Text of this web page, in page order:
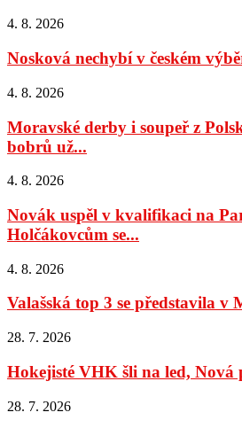
4. 8. 2026
Nosková nechybí v českém
4. 8. 2026
Moravské derby i soupeř z
bobrů už...
4. 8. 2026
Novák uspěl v kvalifikaci na
Holčákovcům se...
4. 8. 2026
Valašská top 3 se představila v
28. 7. 2026
Hokejisté VHK šli na led, Nová
28. 7. 2026